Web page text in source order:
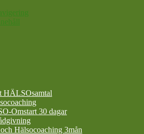
HÄLSOsamtal
Omstart 30 dagar
Hälsocoaching 3mån